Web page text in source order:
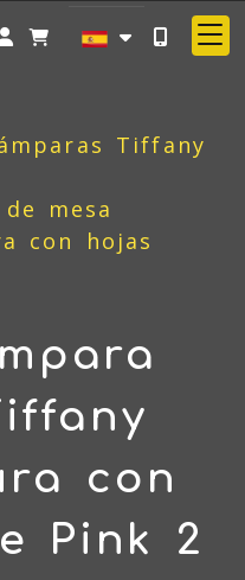
Identifícate
Tiffany
mesa
con hojas
con
Pink 2